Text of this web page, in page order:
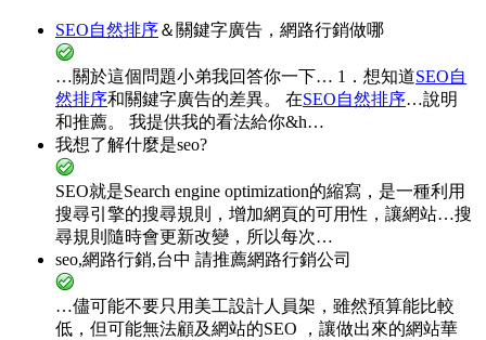
SEO自然排序＆關鍵字廣告，網路行銷做哪
…關於這個問題小弟我回答你一下… 1．想知道SEO自
然排序和關鍵字廣告的差異。 在SEO自然排序…說明
和推薦。 我提供我的看法給你&h…
我想了解什麼是seo?
SEO就是Search engine optimization的縮寫，是一種利用
搜尋引擎的搜尋規則，增加網頁的可用性，讓網站…搜
尋規則隨時會更新改變，所以每次…
seo,網路行銷,台中 請推薦網路行銷公司
…儘可能不要只用美工設計人員架，雖然預算能比較
低，但可能無法顧及網站的SEO ，讓做出來的網站華